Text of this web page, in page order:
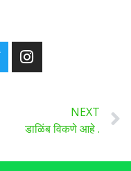
NEXT
डाळिंब विकणे आहे .